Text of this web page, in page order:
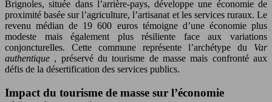
Brignoles, située dans l’arrière-pays, développe une économie de
proximité basée sur l’agriculture, l’artisanat et les services ruraux. Le
revenu médian de 19 600 euros témoigne d’une économie plus
modeste mais également plus résiliente face aux variations
conjoncturelles. Cette commune représente l’archétype du Var
authentique , préservé du tourisme de masse mais confronté aux
défis de la désertification des services publics.
Impact du tourisme de masse sur l’économie